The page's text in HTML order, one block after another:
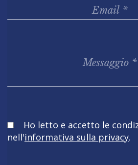
Obbligatorio
Ho letto e accetto le
nell'informativa sulla privacy.